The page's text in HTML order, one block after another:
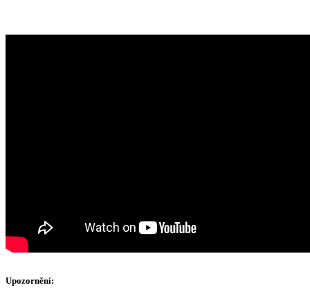
Upozornění: